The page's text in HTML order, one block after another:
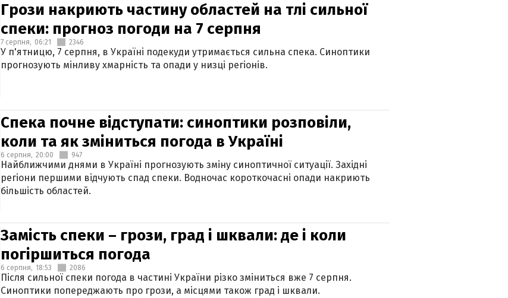
Грози накриють частину областей на тлі сильної
спеки: прогноз погоди на 7 серпня
7 серпня, 06:21 2346
У п'ятницю, 7 серпня, в Україні подекуди утримається сильна спека. Синоптики
прогнозують мінливу хмарність та опади у низці регіонів.
Спека почне відступати: синоптики розповіли,
коли та як зміниться погода в Україні
6 серпня, 20:00 947
Найближчими днями в Україні прогнозують зміну синоптичної ситуації. Західні
регіони першими відчують спад спеки. Водночас короткочасні опади накриють
більшість областей.
Замість спеки – грози, град і шквали: де і коли
погіршиться погода
6 серпня, 18:53 2086
Після сильної спеки погода в частині України різко зміниться вже 7 серпня.
Синоптики попереджають про грози, а місцями також град і шквали.